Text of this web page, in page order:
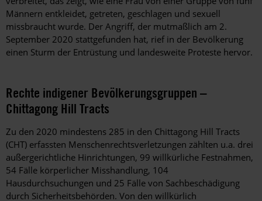
Männern entkleidet, getreten, geschlagen und sexuell
missbraucht wurde. Der Angriff, der mutmaßlich am 2.
September 2020 stattgefunden hat, rief in der Bevölkerung
einen Sturm der Entrüstung und landesweite Proteste hervor.
Rechte indigener Bevölkerungsgruppen –
Chittagong Hill Tracts
Zu den 2020 mindestens 285 in den Chittagong Hill Tracts
(CHT) erfassten Menschenrechtsverletzungen zählten u.a. drei
außergerichtliche Hinrichtungen, 99 willkürliche Festnahmen,
54 Fälle körperlicher Misshandlung, 104
Hausdurchsuchungen und 25 Fälle von Sachbeschädigung
durch Sicherheitsbehörden. Von den willkürlich